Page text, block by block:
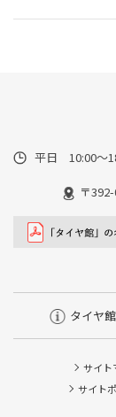
平日 10:00〜
〒
タイヤ
サイト
サイト